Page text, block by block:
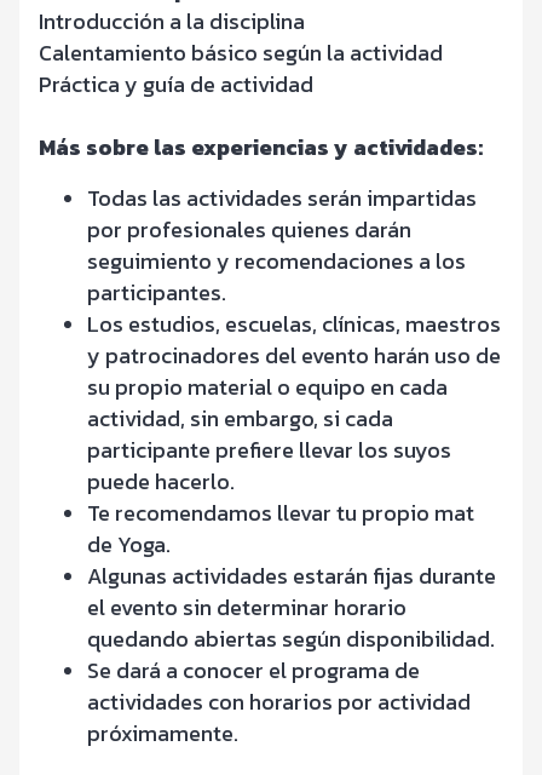
Introducción a la disciplina
Calentamiento básico según la actividad
Práctica y guía de actividad
Más sobre las experiencias y actividades:
Todas las actividades serán impartidas
por profesionales quienes darán
seguimiento y recomendaciones a los
participantes.
Los estudios, escuelas, clínicas, maestros
y patrocinadores del evento harán uso de
su propio material o equipo en cada
actividad, sin embargo, si cada
participante prefiere llevar los suyos
puede hacerlo.
Te recomendamos llevar tu propio mat
de Yoga.
Algunas actividades estarán fijas durante
el evento sin determinar horario
quedando abiertas según disponibilidad.
Se dará a conocer el programa de
actividades con horarios por actividad
próximamente.